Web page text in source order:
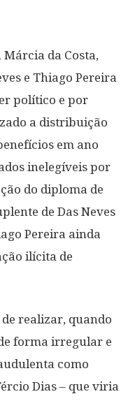
da Costa,
e Thiago Pereira
político e por
a distribuição
em ano
inelegíveis por
do diploma de
de Das Neves
Pereira ainda
ilícita de
realizar, quando
forma irregular e
como
Dias – que viria